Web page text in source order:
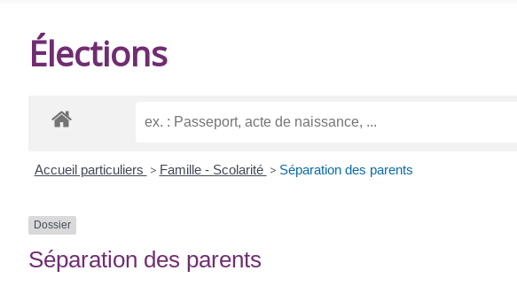
Élections
Accueil particuliers > Famille - Scolarité > Séparation des parents
Dossier
Séparation des parents